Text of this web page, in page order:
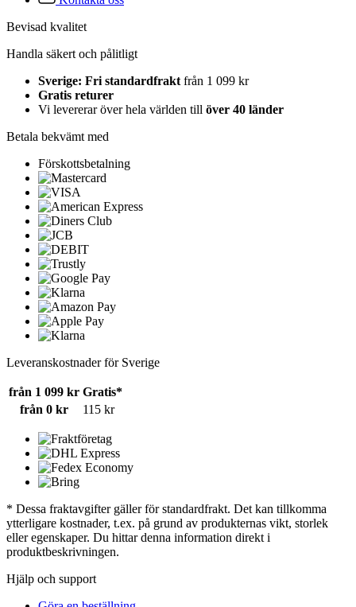
Bevisad kvalitet
Handla säkert och pålitligt
Sverige: Fri standardfrakt från 1 099 kr
Gratis returer
Vi levererar över hela världen till över 40 länder
Betala bekvämt med
Förskottsbetalning
Leveranskostnader för Sverige
från 1 099 kr Gratis*
från 0 kr
115 kr
* Dessa fraktavgifter gäller för standardfrakt. Det kan tillkomma
ytterligare kostnader, t.ex. på grund av produkternas vikt, storlek
eller egenskaper. Du hittar denna information direkt i
produktbeskrivningen.
Hjälp och support